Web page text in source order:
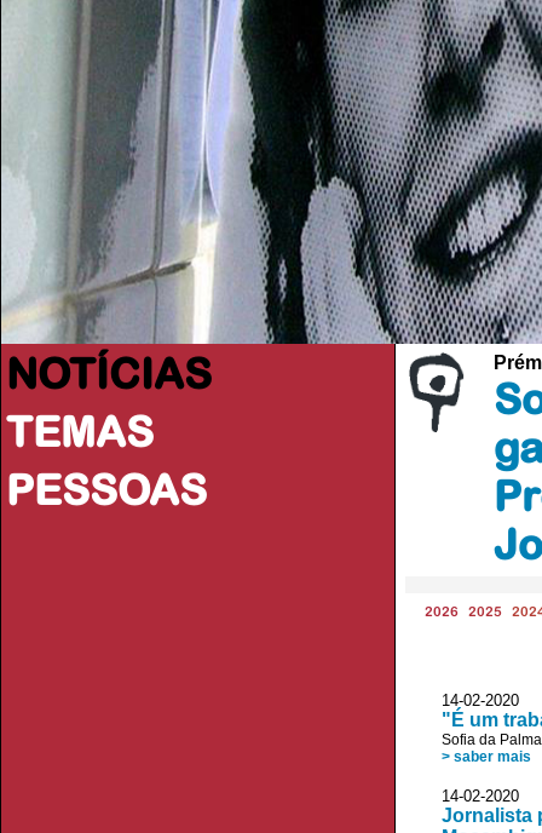
NOTÍCIAS
TEMAS
PESSOAS
2026 2025
14-02-2020
"É um
Sofia da
> saber mais
14-02-2020
Jornalista